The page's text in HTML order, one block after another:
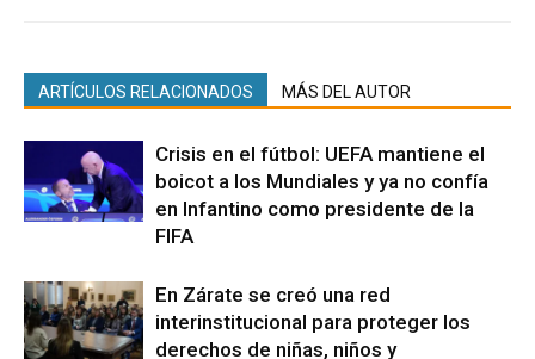
ARTÍCULOS RELACIONADOS MÁS DEL AUTOR
Crisis en el fútbol: UEFA mantiene el
boicot a los Mundiales y ya no confía
en Infantino como presidente de la
FIFA
En Zárate se creó una red
interinstitucional para proteger los
derechos de niñas, niños y